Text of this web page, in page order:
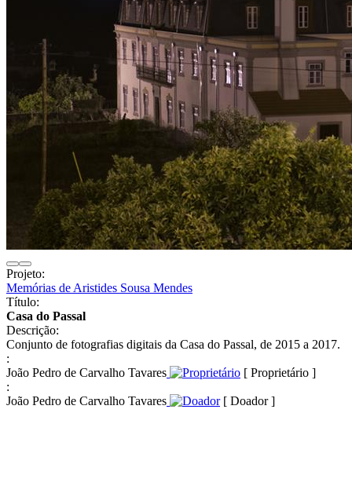
Projeto:
Memórias de Aristides Sousa Mendes
Título:
Casa do Passal
Descrição:
Conjunto de fotografias digitais da Casa do Passal, de 2015 a 2017.
:
João Pedro de Carvalho Tavares
[ Proprietário ]
:
João Pedro de Carvalho Tavares
[ Doador ]